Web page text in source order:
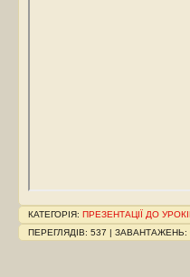
КАТЕГОРІЯ: ПРЕЗЕНТАЦІЇ ДО
ПЕРЕГЛЯДІВ: 537 | ЗАВАНТАЖЕНЬ: